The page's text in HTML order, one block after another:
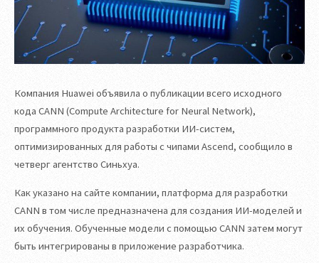
Компания Huawei объявила о публикации всего исходного
кода CANN (Compute Architecture for Neural Network),
программного продукта разработки ИИ-систем,
оптимизированных для работы с чипами Ascend, сообщило в
четверг агентство Синьхуа.
Как указано на сайте компании, платформа для разработки
CANN в том числе предназначена для создания ИИ-моделей и
их обучения. Обученные модели с помощью CANN затем могут
быть интегрированы в приложение разработчика.